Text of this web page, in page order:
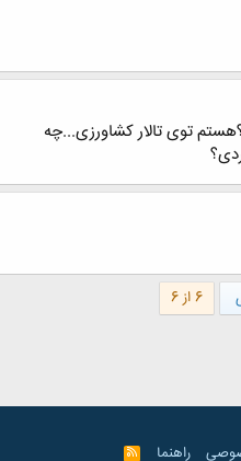
توی تالار کشاورزی...چه
6 از 6
راهنما
R